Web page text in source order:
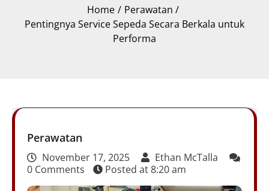
Home
Perawatan
Pentingnya Service Sepeda Secara Berkala untuk
Performa
Perawatan
November 17, 2025
Ethan McTalla
0 Comments
Posted at8:20 am